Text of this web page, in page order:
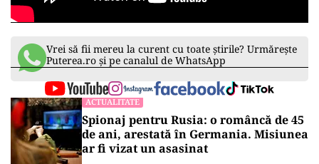
Vrei să fii mereu la curent cu toate știrile? Urmărește
Puterea.ro și pe canalul de WhatsApp
ACTUALITATE
Spionaj pentru Rusia: o româncă de 45
de ani, arestată în Germania. Misiunea
ar fi vizat un asasinat